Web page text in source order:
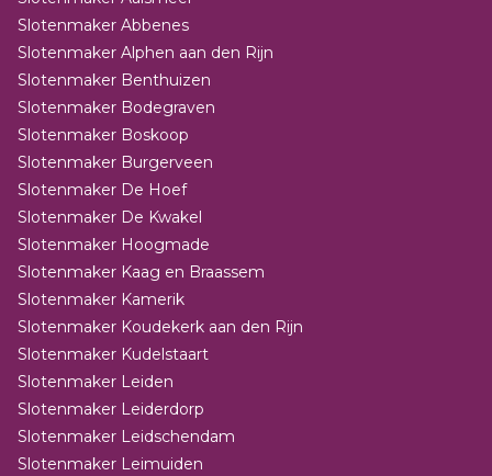
Slotenmaker Abbenes
Slotenmaker Alphen aan den Rijn
Slotenmaker Benthuizen
Slotenmaker Bodegraven
Slotenmaker Boskoop
Slotenmaker Burgerveen
Slotenmaker De Hoef
Slotenmaker De Kwakel
Slotenmaker Hoogmade
Slotenmaker Kaag en Braassem
Slotenmaker Kamerik
Slotenmaker Koudekerk aan den Rijn
Slotenmaker Kudelstaart
Slotenmaker Leiden
Slotenmaker Leiderdorp
Slotenmaker Leidschendam
Slotenmaker Leimuiden